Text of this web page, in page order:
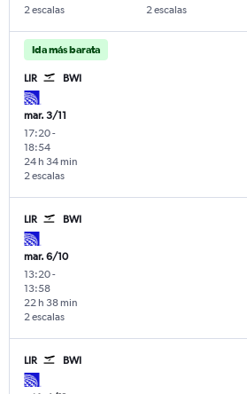
2 escalas
2 escalas
Ida más barata
LIR BWI
mar. 3/11
17:20-
18:54
2 escalas
24 h 34 min
LIR BWI
mar. 6/10
13:20-
13:58
2 escalas
22 h 38 min
LIR BWI